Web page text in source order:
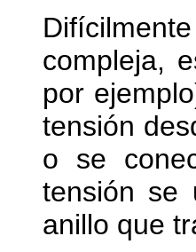
compleja,
por
tensión
o se
tensión se
anillo que